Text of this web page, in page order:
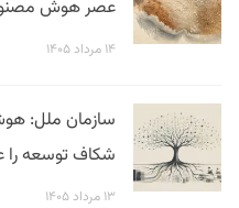
عصر هوش مصنوعی
۱۴ مرداد ۱۴۰۵
سازمان ملل:
شکاف توسعه را
۱۳ مرداد ۱۴۰۵